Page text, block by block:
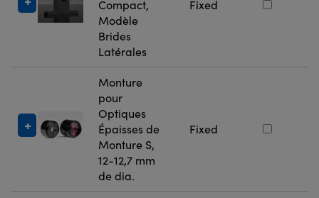
Compact,
Modèle
Brides
Latérales
Fixed
Monture
pour
Optiques
Épaisses de
Monture S,
12-12,7 mm
de dia.
Fixed